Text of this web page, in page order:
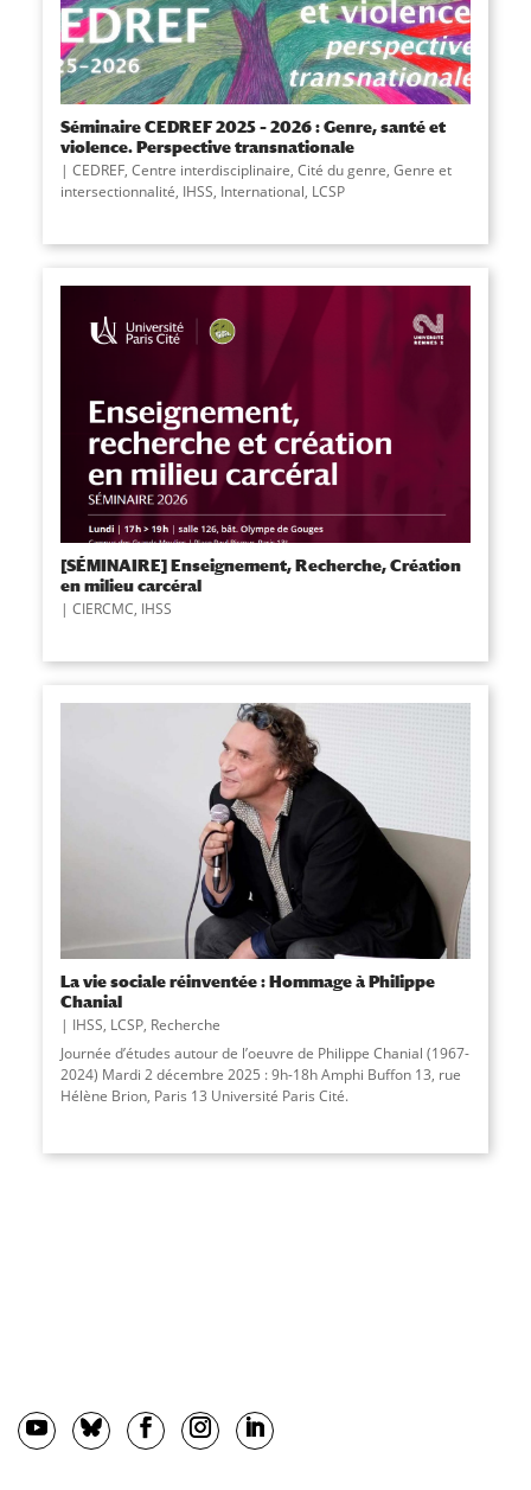
Séminaire CEDREF 2025 – 2026 : Genre, santé et
violence. Perspective transnationale
CEDREF, Centre interdisciplinaire, Cité du genre, Genre et
intersectionnalité, IHSS, International, LCSP
[SÉMINAIRE] Enseignement, Recherche, Création
en milieu carcéral
CIERCMC, IHSS
La vie sociale réinventée : Hommage à Philippe
Chanial
IHSS, LCSP, Recherche
Journée d’études autour de l’oeuvre de Philippe Chanial (1967-
2024) Mardi 2 décembre 2025 : 9h-18h Amphi Buffon 13, rue
Hélène Brion, Paris 13 Université Paris Cité.